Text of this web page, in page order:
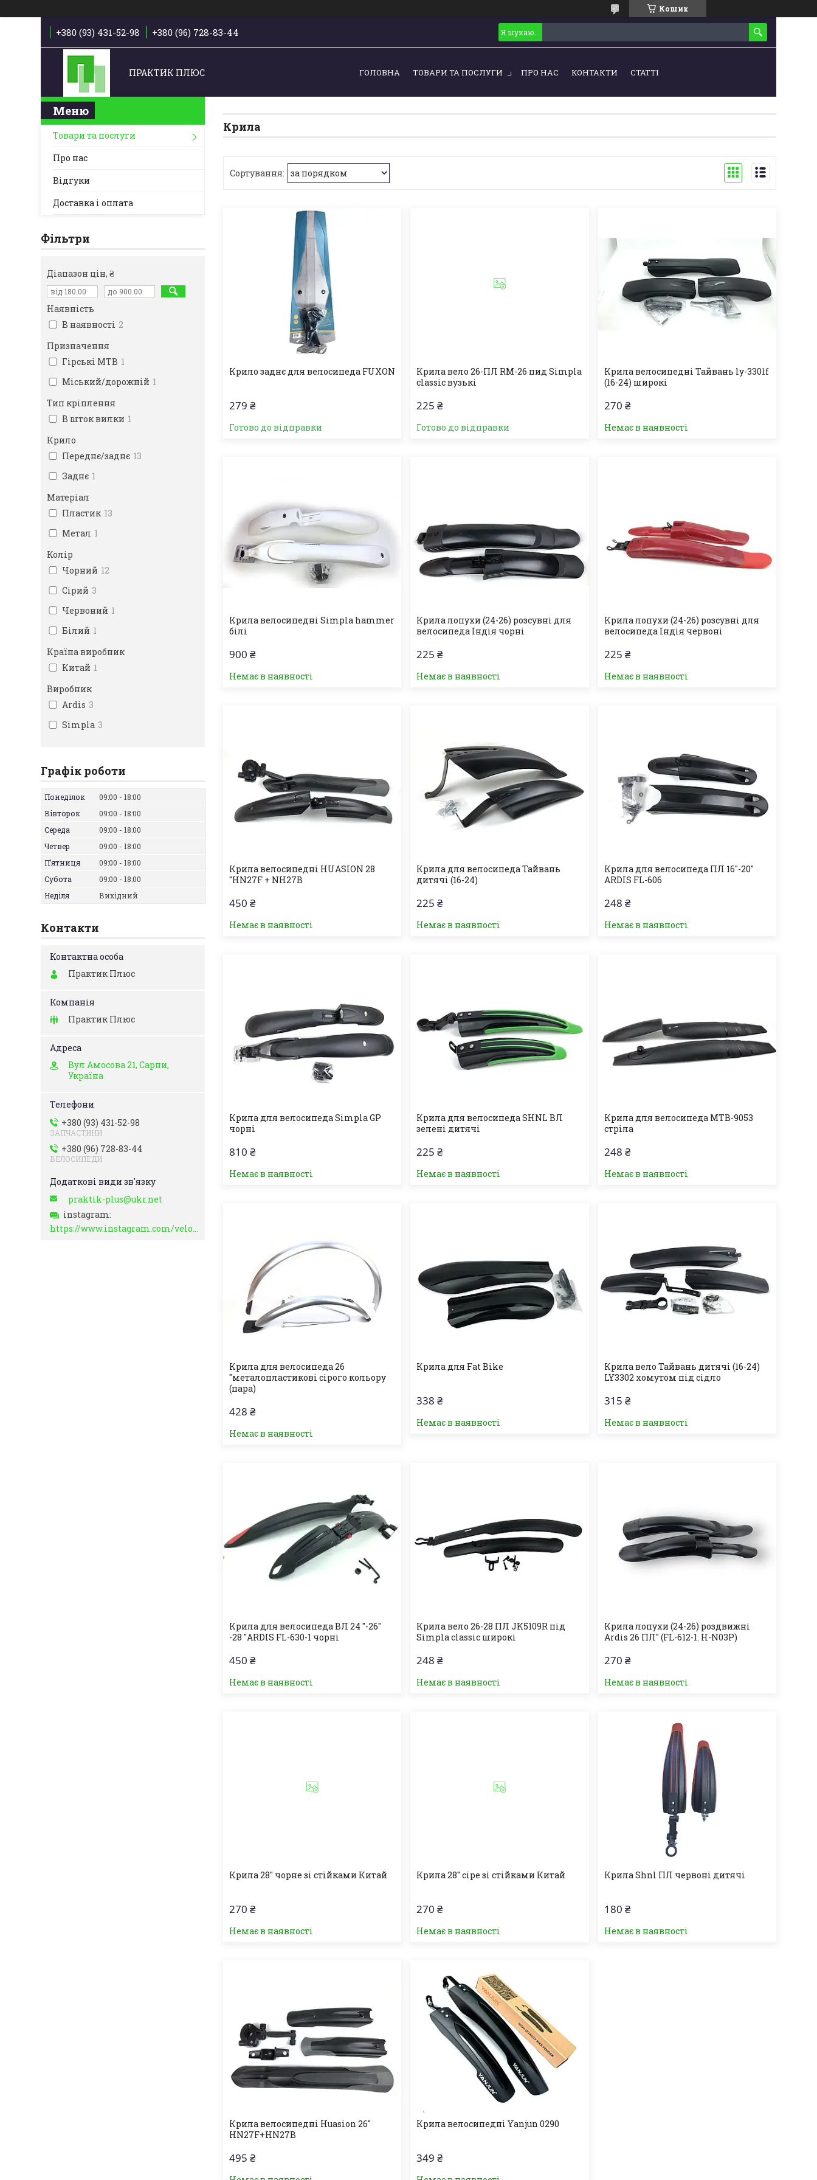
Кошик
+380 (93) 431-52-98 +380 (96) 728-83-44
ПРАКТИК ПЛЮС ГОЛОВНА ТОВАРИ ТА ПОСЛУГИ ПРО НАС КОНТАКТИ СТАТТІ
Крила
Крило заднє для велосипеда FUXON
279 ₴
Готово до відправки
Крила вело 26-ПЛ RM-26 пид Simpla
classic вузькі
225 ₴
Готово до відправки
Крила велосипедні Тайвань ly-3301f
(16-24) широкі
270 ₴
Немає в наявності
Крила велосипедні Simpla hammer
білі
900 ₴
Немає в наявності
Крила лопухи (24-26) розсувні для
велосипеда Індія чорні
225 ₴
Немає в наявності
Крила лопухи (24-26) розсувні для
велосипеда Індія червоні
225 ₴
Немає в наявності
Крила велосипедні HUASION 28
"HN27F + NH27B
450 ₴
Немає в наявності
Крила для велосипеда Тайвань
дитячі (16-24)
225 ₴
Немає в наявності
Крила для велосипеда ПЛ 16"-20"
ARDIS FL-606
248 ₴
Немає в наявності
Крила для велосипеда Simpla GP
чорні
810 ₴
Немає в наявності
Крила для велосипеда SHNL ВЛ
зелені дитячі
225 ₴
Немає в наявності
Крила для велосипеда МТВ-9053
стріла
248 ₴
Немає в наявності
Крила для велосипеда 26
"металопластикові сірого кольору
(пара)
428 ₴
Немає в наявності
Крила для Fat Bike
338 ₴
Немає в наявності
Крила вело Тайвань дитячі (16-24)
LY3302 хомутом під сідло
315 ₴
Немає в наявності
Крила для велосипеда ВЛ 24 "-26"
-28 "ARDIS FL-630-1 чорні
450 ₴
Немає в наявності
Крила вело 26-28 ПЛ JK5109R під
Simpla classic широкі
248 ₴
Немає в наявності
Крила лопухи (24-26) роздвижні
Ardis 26 ПЛ" (FL-612-1. H-N03P)
270 ₴
Немає в наявності
Крила 28" чорне зі стійками Китай
270 ₴
Немає в наявності
Крила 28" сіре зі стійками Китай
270 ₴
Немає в наявності
Крила Shnl ПЛ червоні дитячі
180 ₴
Немає в наявності
Крила велосипедні Huasion 26"
HN27F+HN27В
495 ₴
Крила велосипедні Yanjun 0290
349 ₴
Товари та послуги
Про нас
Відгуки
Доставка і оплата
Фільтри
Діапазон цін, ₴
Наявність
В наявності 2
Призначення
Гірські MTB 1
Міський/дорожній 1
Тип кріплення
В шток вилки 1
Крило
Переднє/заднє 13
Заднє 1
Матеріал
Пластик 13
Метал 1
Колір
Чорний 12
Сірий 3
Червоний 1
Білий 1
Країна виробник
Китай 1
Виробник
Ardis 3
Simpla 3
Графік роботи
Понеділок 09:00
18:00
Вівторок
09:00
18:00
Середа
09:00
18:00
Четвер
09:00
18:00
Пʼятниця
09:00
18:00
Субота
09:00
18:00
Неділя
Вихідний
Контакти
Практик Плюс
Практик Плюс
Вул Амосова 21, Сарни,
Україна
+380 (93) 431-52-98
ЗАПЧАСТИНИ
+380 (96) 728-83-44
ВЕЛОСИПЕДИ
praktik-plus@ukr.net
instagram
https://www.instagram.com/velo_zapchasti_/